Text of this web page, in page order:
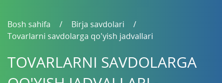
Bosh sahifa
Birja savdolari
Tovarlarni savdolarga qo'yish jadvallari
TOVARLARNI SAVDOLARGA